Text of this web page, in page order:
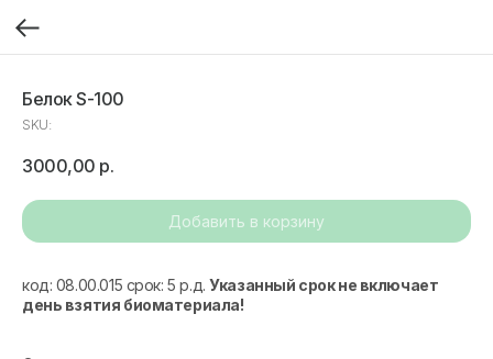
Белок S-100
SKU:
3000,00 р.
Добавить в корзину
код: 08.00.015 срок: 5 р.д.Указанный срок не включает
день взятия биоматериала!